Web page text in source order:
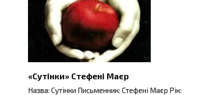
«Сутінки» Стефені Маєр
Назва: Сутінки Письменник: Стефені Маєр Рік: